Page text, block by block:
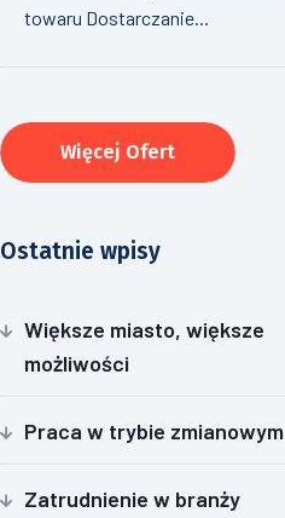
towaru Dostarczanie...
Więcej Ofert
Ostatnie wpisy
Większe miasto, większe
możliwości
Praca w trybie zmianowym
Zatrudnienie w branży